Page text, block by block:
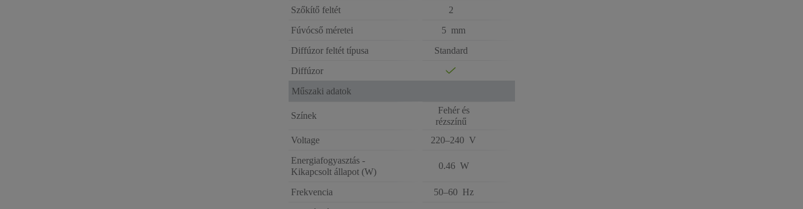
Szőkítő feltét
2
Fúvócső méretei
5 mm
Diffúzor feltét típusa
Standard
Diffúzor
Műszaki adatok
Színek
Fehér és
rézszínű
Voltage
220–240 V
Energiafogyasztás -
Kikapcsolt állapot (W)
0.46 W
Frekvencia
50–60 Hz